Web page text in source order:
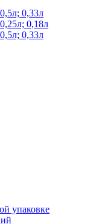
0,33л
0,18л
0,33л
упаковке